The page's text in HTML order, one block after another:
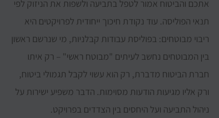
אתכם והביטוח אמור לטפל בתביעה ולשפות את הניזוק לפי
תנאי הפוליסה. עוד נקודת חיכוך ייחודית לפרויקטים היא
ריבוי מבוטחים: בפוליסת עבודות קבלניות, מי שנרשם ראשון
בין המבוטחים נחשב לעיתים "מבוטח ראשי" – רק איתו
חברת הביטוח מדברת, רק הוא עשוי לקבל תגמולי ביטוח,
ורק אליו מגיעות הודעות מסוימות. הדבר משפיע ישירות על
ניהול התביעה ועל היחסים בין הצדדים בפרויקט.